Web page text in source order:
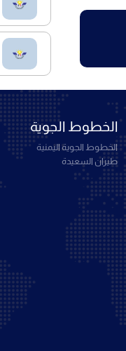
الخطوط الجوية
الخطوط الجوية اليمنية
طيران السعيدة